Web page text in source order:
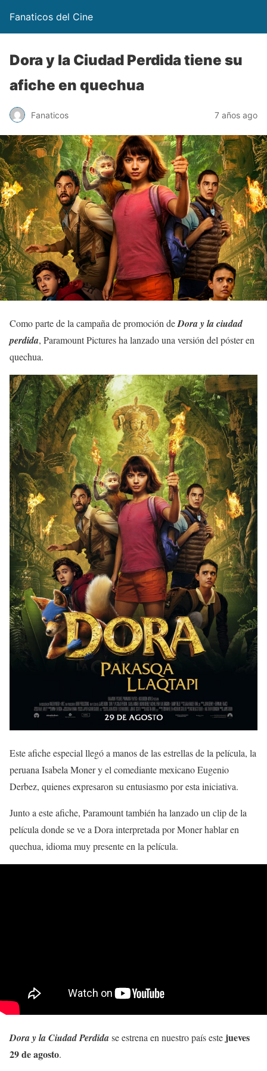
Fanaticos del Cine
Dora y la Ciudad Perdida tiene su
afiche en quechua
Fanaticos 7 años ago
Como parte de la campaña de promoción deDora y la ciudad
perdida, Paramount Pictures ha lanzado una versión del póster en
quechua.
Este afiche especial llegó a manos de las estrellas de la película, la
peruana Isabela Moner y el comediante mexicano Eugenio
Derbez, quienes expresaron su entusiasmo por esta iniciativa.
Junto a este afiche, Paramount también ha lanzado un clip de la
película donde se ve a Dora interpretada por Moner hablar en
quechua, idioma muy presente en la película.
Dora y la Ciudad Perdidase estrena en nuestro país este jueves
29 de agosto.